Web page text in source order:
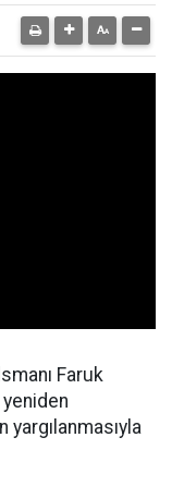
Faruk
yargılanmasıyla